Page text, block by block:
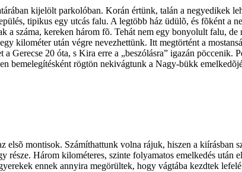
kijelölt parkolóban. Korán értünk, talán a negyedikek
tipikus egy utcás falu. A legtöbb ház üdülõ, és fõként a
száma, kereken három fõ. Tehát nem egy bonyolult falu,
kilométer után végre nevezhettünk. Itt megtörtént a
Gerecse 20 óta, s Kira erre a „beszólásra” igazán pöccenik.
bemelegítésként rögtön nekivágtunk a Nagy-bükk
montisok. Számíthattunk volna rájuk, hiszen a kiírásban
Három kilométeres, szinte folyamatos emelkedés
ennek annyira megörültek, hogy vágtába kezdtek